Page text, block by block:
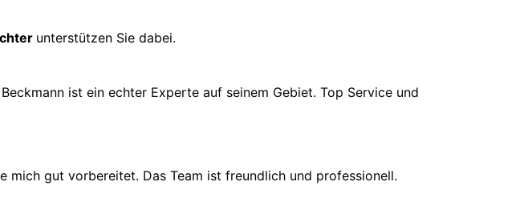
unterstützen Sie dabei.
ist ein echter Experte auf seinem Gebiet. Top Service und
mich gut vorbereitet. Das Team ist freundlich und professionell.